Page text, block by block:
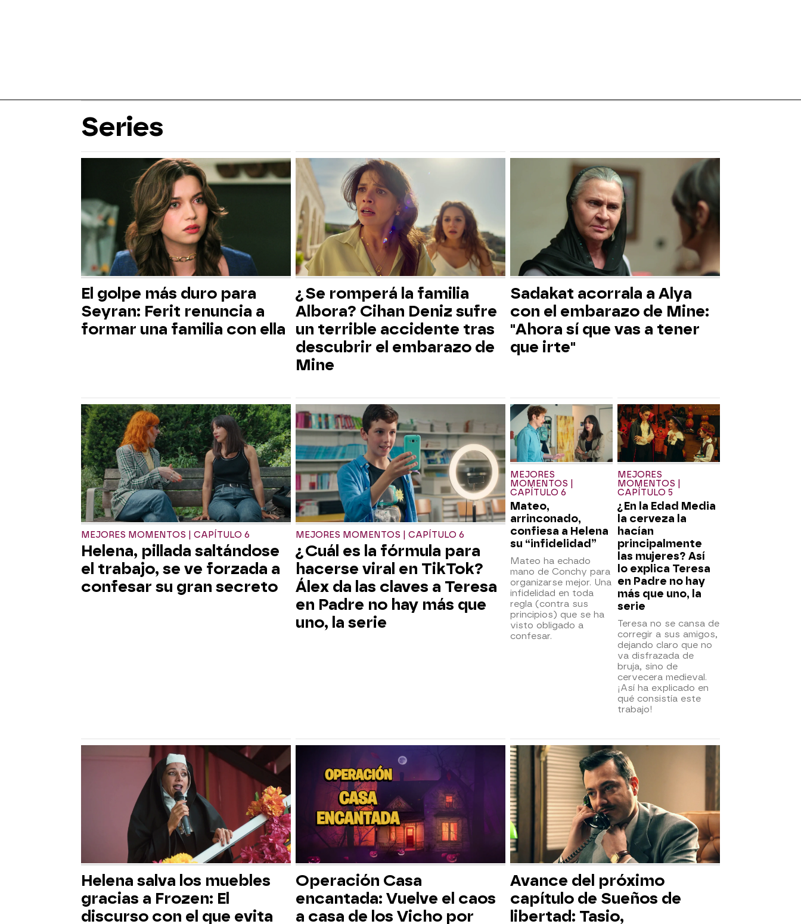
Series
El golpe más duro para
Seyran: Ferit renuncia a
formar una familia con ella
¿Se romperá la familia
Albora? Cihan Deniz sufre
un terrible accidente tras
descubrir el embarazo de
Mine
Sadakat acorrala a Alya
con el embarazo de Mine:
"Ahora sí que vas a tener
que irte"
MEJORES MOMENTOS | CAPÍTULO 6
Helena, pillada saltándose
el trabajo, se ve forzada a
confesar su gran secreto
MEJORES MOMENTOS | CAPÍTULO 6
¿Cuál es la fórmula para
hacerse viral en TikTok?
Álex da las claves a Teresa
en Padre no hay más que
uno, la serie
MEJORES
MOMENTOS |
CAPÍTULO 6
Mateo,
arrinconado,
confiesa a Helena
su “infidelidad”
Mateo ha echado
mano de Conchy para
organizarse mejor. Una
infidelidad en toda
regla (contra sus
principios) que se ha
visto obligado a
confesar.
MEJORES
MOMENTOS |
CAPÍTULO 5
¿En la Edad Media
la cerveza la
hacían
principalmente
las mujeres? Así
lo explica Teresa
en Padre no hay
más que uno, la
serie
Teresa no se cansa de
corregir a sus amigos,
dejando claro que no
va disfrazada de
bruja, sino de
cervecera medieval.
¡Así ha explicado en
qué consistía este
trabajo!
Helena salva los muebles
gracias a Frozen: El
discurso con el que evita
Operación Casa
encantada: Vuelve el caos
a casa de los Vicho por
Avance del próximo
capítulo de Sueños de
libertad: Tasio,